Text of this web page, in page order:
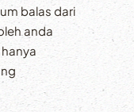
balas dari
anda